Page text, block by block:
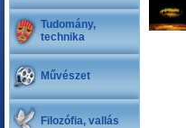
Tudomány,
technika
Művészet
Filozófia, vallás